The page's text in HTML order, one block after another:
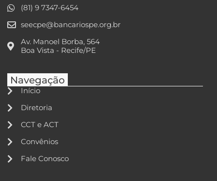
(81) 9 7347-6454
seecpe@bancariospe.org.br
Av. Manoel Borba, 564
Boa Vista - Recife/PE
Navegação
Início
Diretoria
CCT e ACT
Convênios
Fale Conosco